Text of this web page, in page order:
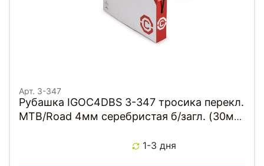
Арт. 3-347
Рубашка IGOC4DBS 3-347 тросика перекл.
MTB/Road 4мм серебристая б/загл. (30м)
1-3 дня